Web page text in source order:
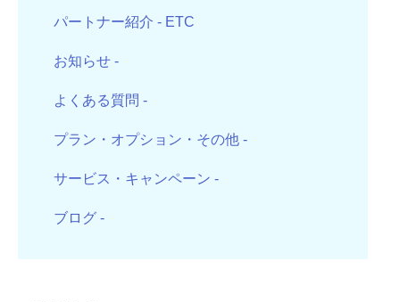
パートナー紹介 - ETC
お知らせ -
よくある質問 -
プラン・オプション・その他 -
サービス・キャンペーン -
ブログ -